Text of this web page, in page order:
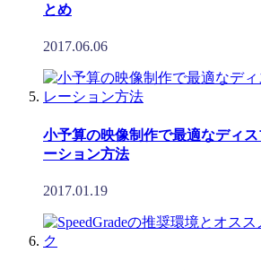
とめ
2017.06.06
小予算の映像制作で最適なディ
ーション方法
2017.01.19